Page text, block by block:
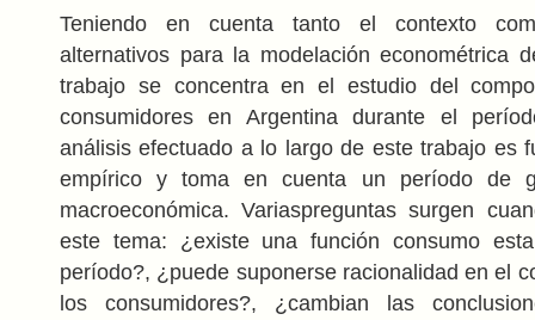
Teniendo en cuenta tanto el contexto
alternativos para la modelación econométrica
trabajo se concentra en el estudio del
consumidores en Argentina durante el
análisis efectuado a lo largo de este trabajo es
empírico y toma en cuenta un período de
macroeconómica. Variaspreguntas surgen
este tema: ¿existe una función consumo
período?, ¿puede suponerse racionalidad en el
los consumidores?, ¿cambian las